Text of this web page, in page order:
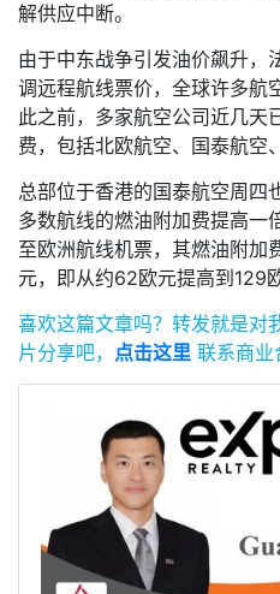
解供应中断。
由于中东战争引发油价飙升，
调远程航线票价，全球许多航
此之前，多家航空公司近几天
费，包括北欧航空、国泰航空
总部位于香港的国泰航空周四
多数航线的燃油附加费提高一
至欧洲航线机票，其燃油附加
元，即从约62欧元提高到129欧
喜欢这篇文章吗？ 转发就是对
片分享吧， 点击这里 联系商业